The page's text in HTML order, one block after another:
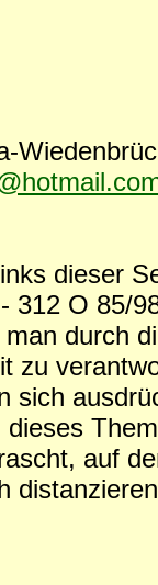
dieser
312 O 85/
durch
zu
sich
auf